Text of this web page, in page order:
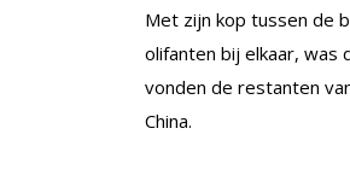
Met zijn kop tussen de
olifanten bij elkaar, was
vonden de restanten
China.